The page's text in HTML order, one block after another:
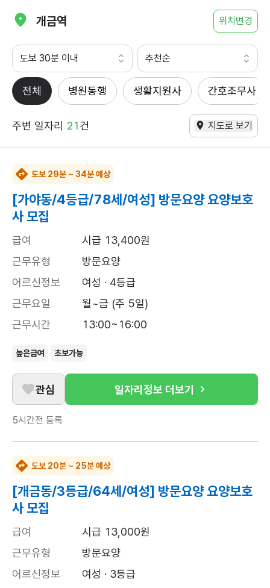
개금역 위치변경
도보 30분 이내 추천순
전체 병원동행 생활지원사 간호조무사
주변 일자리 21건 지도로 보기
도보 29분 ~ 34분 예상
[가야동/4등급/78세/여성] 방문요양 요양보호
사 모집
급여
시급 13,400원
근무유형
방문요양
어르신정보
여성 · 4등급
근무요일
월~금 (주 5일)
근무시간
13:00~16:00
높은급여 초보가능
관심 일자리정보 더보기
5시간전 등록
도보 20분 ~ 25분 예상
[개금동/3등급/64세/여성] 방문요양 요양보호
사 모집
급여
시급 13,000원
근무유형
방문요양
어르신정보
여성 · 3등급